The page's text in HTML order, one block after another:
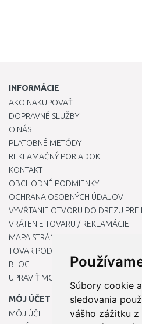
Súbory cookie
sledovania
vášho zážitku z
INFORMÁCIE
AKO NAKUPOVAŤ
DOPRAVNÉ SLUŽBY
O NÁS
PLATOBNÉ METÓDY
REKLAMAČNÝ PORIADOK
KONTAKT
OBCHODNÉ PODMIENKY
OCHRANA OSOBNÝCH ÚDAJOV
VYVŔTANIE OTVORU DO DREZU PRE
VRÁTENIE TOVARU / REKLAMÁCIE
MAPA STRÁNOK
TOVAR PODĽA ZNAČIEK
BLOG
UPRAVIŤ MOJE PREDVOĽBY COOKIES
MÔJ ÚČET
MÔJ ÚČET